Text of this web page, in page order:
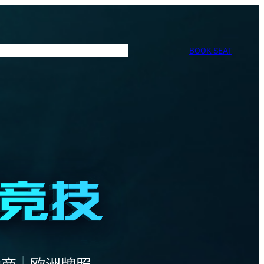
BOOK SEAT